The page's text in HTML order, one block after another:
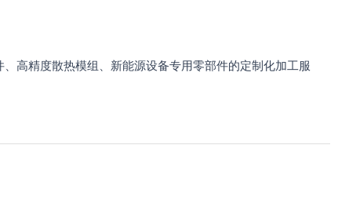
高精度散热模组、新能源设备专用零部件的定制化加工服